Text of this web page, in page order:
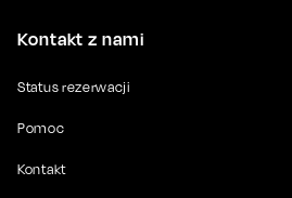
Kontakt z nami
Status rezerwacji
Pomoc
Kontakt